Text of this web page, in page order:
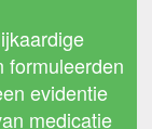
formuleerden
evidentie
medicatie